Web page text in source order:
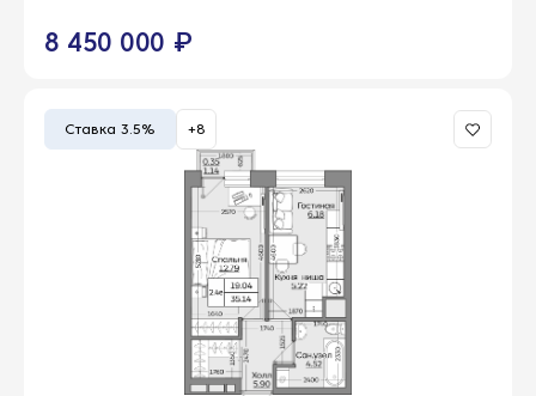
8 450 000 ₽
Ставка 3.5% +8